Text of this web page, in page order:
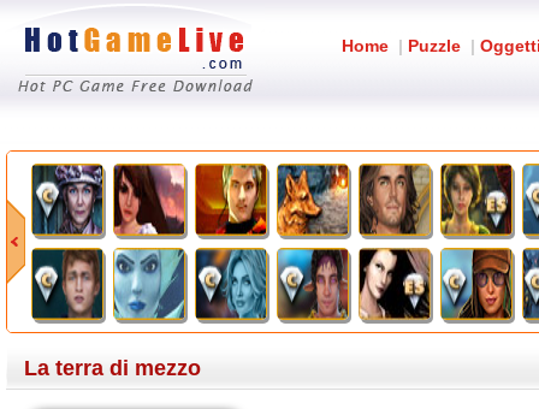
Home | Puzzle |
La terra di mezzo